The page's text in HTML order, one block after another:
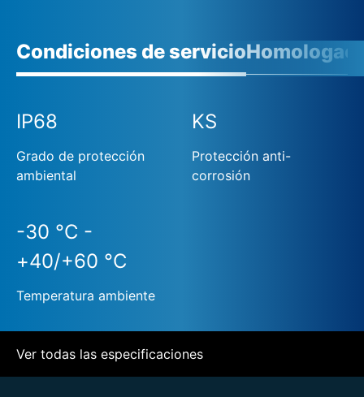
Condiciones de servicio
IP68
Grado de protección
ambiental
KS
Protección anti-
corrosión
-30 °C -
+40/+60 °C
Temperatura ambiente
Ver todas las especificaciones